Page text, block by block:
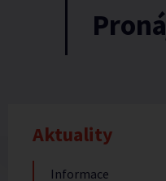
Aktuality
Informace